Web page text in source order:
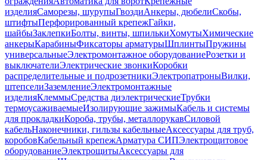
изделияСаморезы, шурупыГвоздиАнкеры, дюбелиСкобы,
штифтыПерфорированный крепежГайки,
шайбыЗаклепкиБолты, винты, шпилькиХомутыХимические
анкерыКарабиныФиксаторы арматурыШплинтыПружины
универсальныеЭлектромонтажное оборудованиеРозетки и
выключателиЭлектрические звонкиКоробки
распределительные и подрозетникиЭлектропатроныВилки,
штепселиЗаземлениеЭлектромонтажные
изделияКлеммыСредства диэлектрическиеТрубки
термоусаживаемыеИзолирующие зажимыКабель и системы
для прокладкиКороба, трубы, металлорукавСиловой
кабельНаконечники, гильзы кабельныеАксессуары для труб,
коробовКабельный крепежАрматура СИПЭлектрощитовое
оборудованиеЭлектрощитыАксессуары для